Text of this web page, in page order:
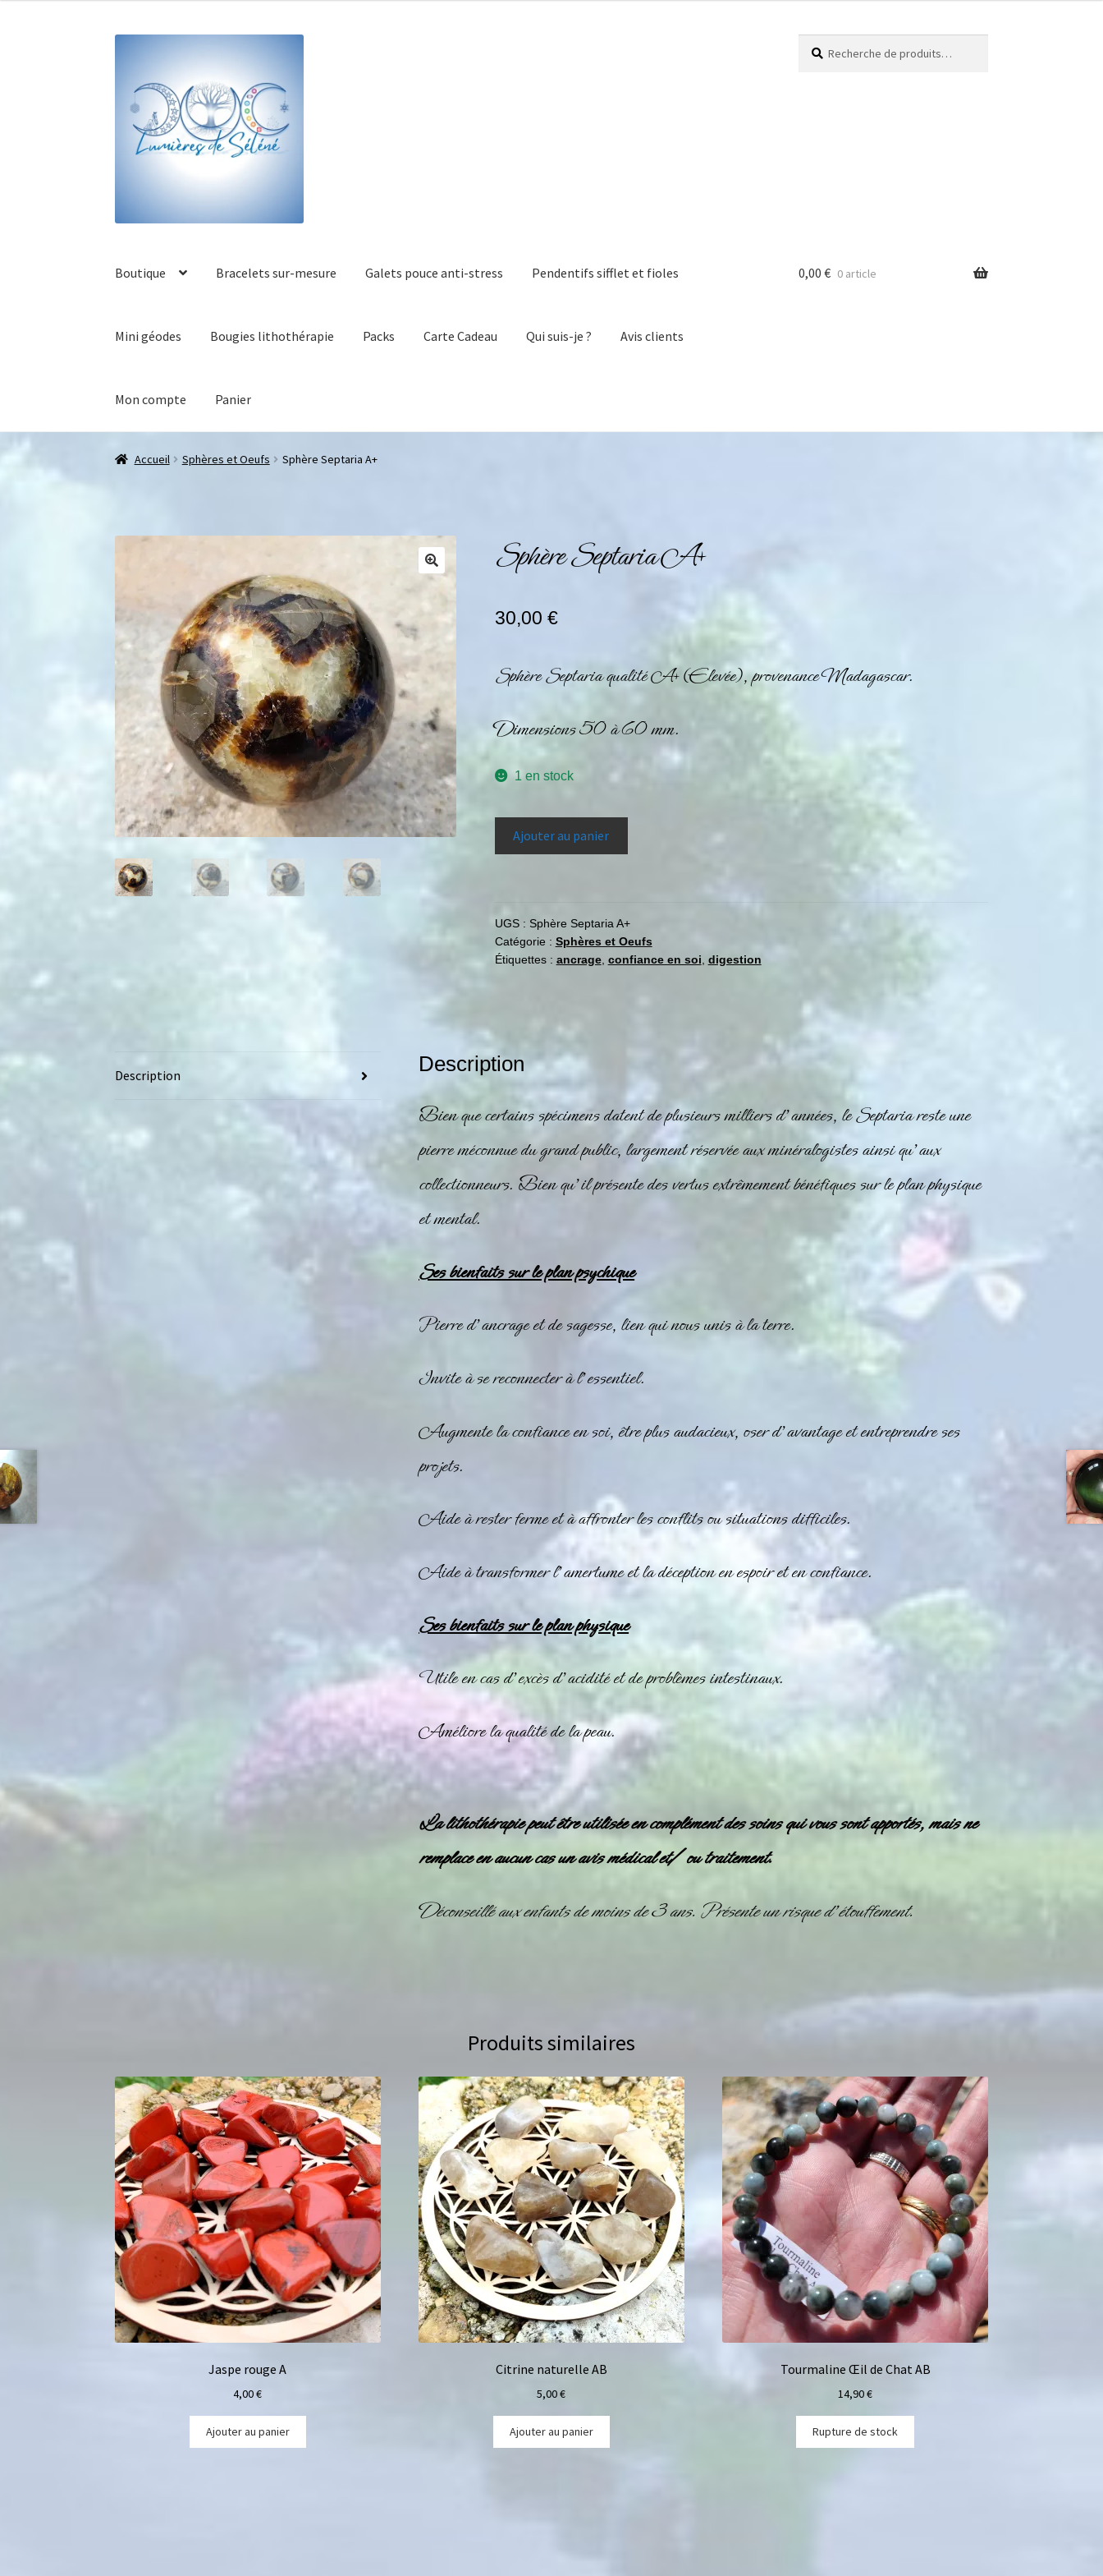
Boutique Bracelets sur-mesure Galets pouce anti-stress Pendentifs sifflet et fioles
Mini géodes Bougies lithothérapie Packs Carte Cadeau Qui suis-je ? Avis clients
Mon compte Panier
0,00 € 0 article
Accueil Sphères et Oeufs Sphère Septaria A+
Sphère Septaria A+
30,00 €
Sphère Septaria qualité A+ (Elevée), provenance Madagascar.
Dimensions 50 à 60 mm.
1 en stock
Ajouter au panier
UGS : Sphère Septaria A+
Catégorie : Sphères et Oeufs
Étiquettes : ancrage, confiance en soi digestion
Description Description
Bien que certains spécimens datent de plusieurs milliers d’années, le Septaria reste une
pierre méconnue du grand public, largement réservée aux minéralogistes ainsi qu’aux
collectionneurs. Bien qu’il présente des vertus extrêmement bénéfiques sur le plan physique
et mental.
Ses bienfaits sur le plan psychique
Pierre d’ancrage et de sagesse, lien qui nous unis à la terre.
Invite à se reconnecter à l’essentiel.
Augmente la confiance en soi, être plus audacieux, oser d’avantage et entreprendre ses
projets.
Aide à rester ferme et à affronter les conflits ou situations difficiles.
Aide à transformer l’amertume et la déception en espoir et en confiance.
Ses bienfaits sur le plan physique
Utile en cas d’excès d’acidité et de problèmes intestinaux.
Améliore la qualité de la peau.
La lithothérapie peut être utilisée en complément des soins qui vous sont apportés, mais ne
remplace en aucun cas un avis médical et/ ou traitement.
Déconseillé aux enfants de moins de 3 ans. Présente un risque d’étouffement.
Produits similaires
Jaspe rouge A
4,00€
Ajouter au panier
Citrine naturelle AB
5,00€
Ajouter au panier
Tourmaline Œil de Chat AB
14,90€
Rupture de stock